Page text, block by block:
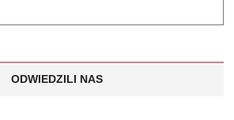
ODWIEDZILI NAS